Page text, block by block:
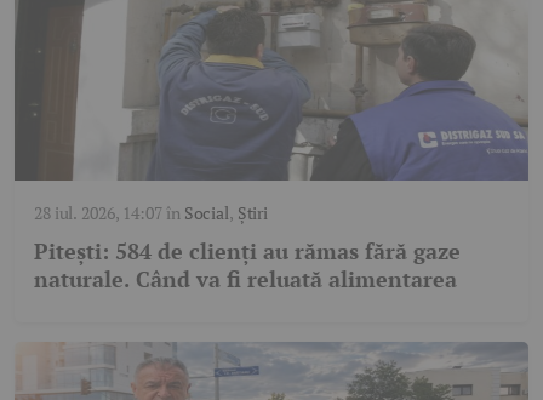
28 iul. 2026, 14:07în Social, Știri
Pitești: 584 de clienți au rămas fără gaze
naturale. Când va fi reluată alimentarea